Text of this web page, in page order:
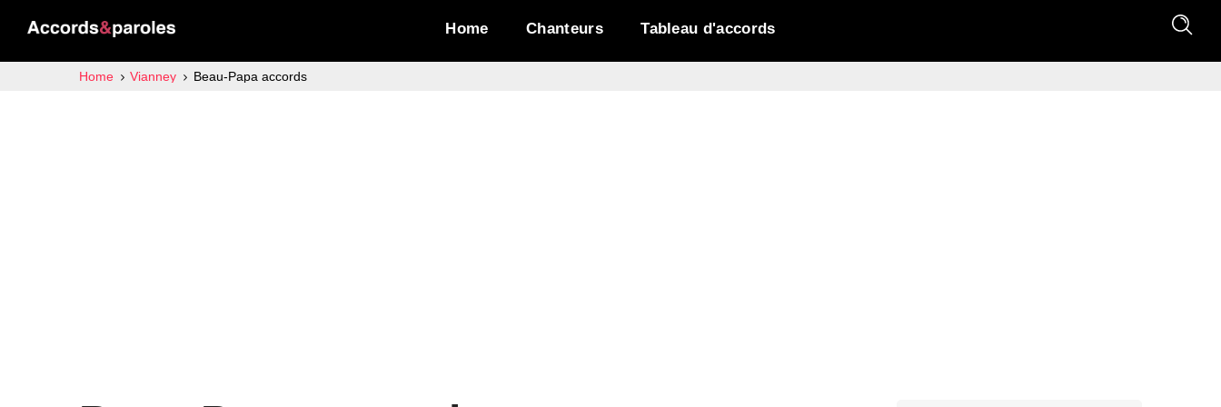
Home Chanteurs Tableau d'accords
Home Vianney Beau-Papa accords